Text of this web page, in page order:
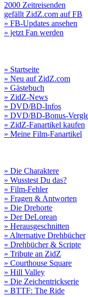
2000 Zeitreisenden
gefällt ZidZ.com auf FB
» FB-Updates ansehen
» jetzt Fan werden
» Startseite
» Neu auf ZidZ.com
» Gästebuch
» ZidZ-News
» DVD/BD-Infos
» DVD/BD-Bonus-
» ZidZ-Fanartikel kaufen
» Meine Film-Fanartikel
» Die Charaktere
» Wusstest Du das?
» Film-Fehler
» Fragen & Antworten
» Die Drehorte
» Der DeLorean
» Herausgeschnitten
» Alternative Drehbücher
» Drehbücher & Scripte
» Tribute an ZidZ
» Courthouse Square
» Hill Valley
» Die Zeichentrickserie
» BTTF: The Ride